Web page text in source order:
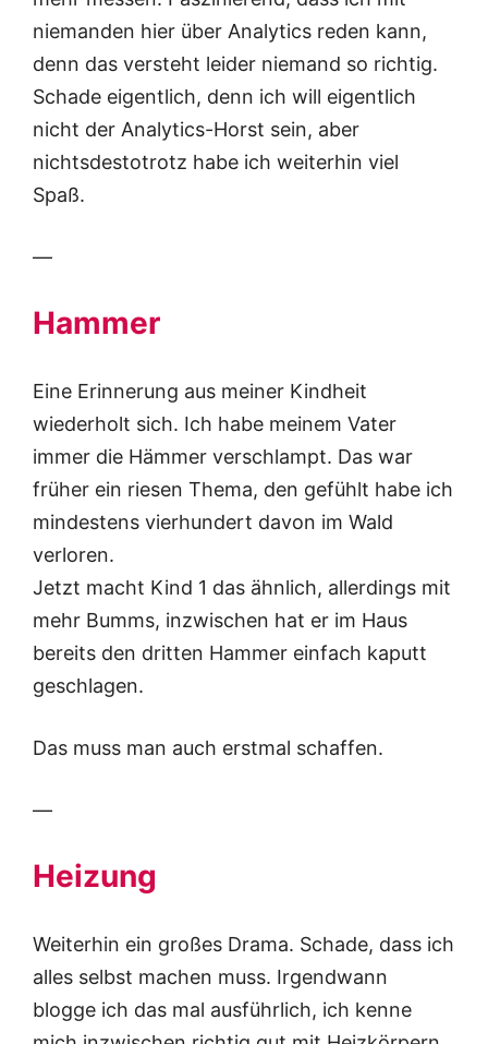
niemanden hier über Analytics reden kann,
denn das versteht leider niemand so richtig.
Schade eigentlich, denn ich will eigentlich
nicht der Analytics-Horst sein, aber
nichtsdestotrotz habe ich weiterhin viel
Spaß.
—
Hammer
Eine Erinnerung aus meiner Kindheit
wiederholt sich. Ich habe meinem Vater
immer die Hämmer verschlampt. Das war
früher ein riesen Thema, den gefühlt habe ich
mindestens vierhundert davon im Wald
verloren.
Jetzt macht Kind 1 das ähnlich, allerdings mit
mehr Bumms, inzwischen hat er im Haus
bereits den dritten Hammer einfach kaputt
geschlagen.
Das muss man auch erstmal schaffen.
—
Heizung
Weiterhin ein großes Drama. Schade, dass ich
alles selbst machen muss. Irgendwann
blogge ich das mal ausführlich, ich kenne